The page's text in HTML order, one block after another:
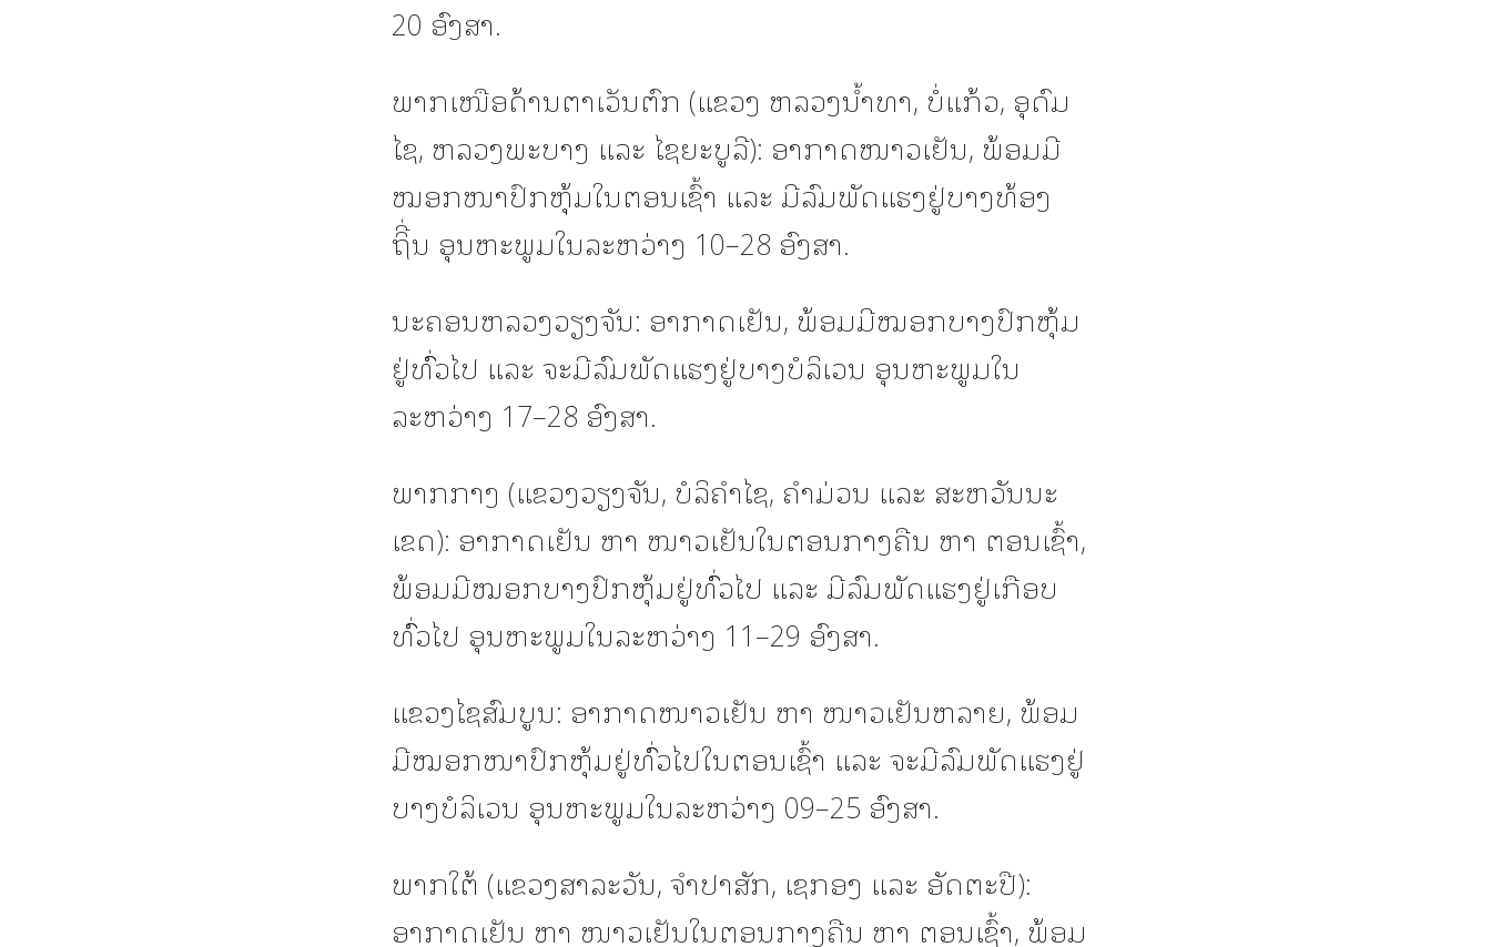
20 ອົງສາ.
ພາກເໜືອດ້ານຕາເວັນຕົກ (ແຂວງ ຫລວງນໍ້າທາ, ບໍ່ແກ້ວ, ອຸດົມ
ໄຊ, ຫລວງພະບາງ ແລະ ໄຊຍະບູລີ): ອາກາດໜາວເຢັນ, ພ້ອມມີ
ໝອກໜາປົກຫຸ້ມໃນຕອນເຊົ້າ ແລະ ມີລົມພັດແຮງຢູ່ບາງທ້ອງ
ຖິີ່ນ ອຸນຫະພູມໃນລະຫວ່າງ 10–28 ອົງສາ.
ນະຄອນຫລວງວຽງຈັນ: ອາກາດເຢັນ, ພ້ອມມີໝອກບາງປົກຫຸ້ມ
ຢູ່ທົົ່ວໄປ ແລະ ຈະມີລົມພັດແຮງຢູ່ບາງບໍລິເວນ ອຸນຫະພູມໃນ
ລະຫວ່າງ 17–28 ອົງສາ.
ພາກກາງ (ແຂວງວຽງຈັນ, ບໍລິຄໍາໄຊ, ຄໍາມ່ວນ ແລະ ສະຫວັນນະ
ເຂດ): ອາກາດເຢັນ ຫາ ໜາວເຢັນໃນຕອນກາງຄືນ ຫາ ຕອນເຊົ້າ,
ພ້ອມມີໝອກບາງປົກຫຸ້ມຢູ່ທົົ່ວໄປ ແລະ ມີລົມພັດແຮງຢູ່ເກືອບ
ທົົ່ວໄປ ອຸນຫະພູມໃນລະຫວ່າງ 11–29 ອົງສາ.
ແຂວງໄຊສົມບູນ: ອາກາດໜາວເຢັນ ຫາ ໜາວເຢັນຫລາຍ, ພ້ອມ
ມີໝອກໜາປົກຫຸ້ມຢູ່ທົົ່ວໄປໃນຕອນເຊົ້າ ແລະ ຈະມີລົມພັດແຮງຢູ່
ບາງບໍລິເວນ ອຸນຫະພູມໃນລະຫວ່າງ 09–25 ອົງສາ.
ພາກໃຕ້ (ແຂວງສາລະວັນ, ຈໍາປາສັກ, ເຊກອງ ແລະ ອັດຕະປື):
ອາກາດເຢັນ ຫາ ໜາວເຢັນໃນຕອນກາງຄືນ ຫາ ຕອນເຊົ້າ, ພ້ອມ